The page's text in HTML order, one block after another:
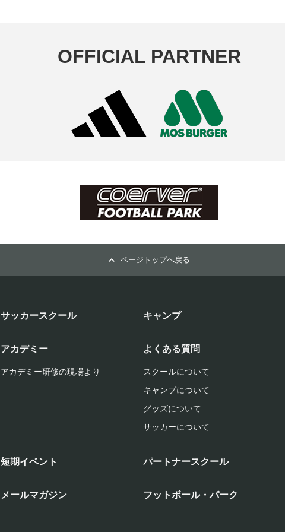
OFFICIAL PARTNER
ページトップへ戻る
サッカースクール キャンプ
アカデミー
アカデミー研修の現場より
よくある質問
スクールについて
キャンプについて
グッズについて
サッカーについて
短期イベント パートナースクール
メールマガジン フットボール・パーク